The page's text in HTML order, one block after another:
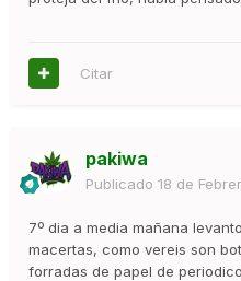
Citar
pakiwa
Publicado 18 de
7º dia a media mañana
macertas, como vereis son
forradas de papel de